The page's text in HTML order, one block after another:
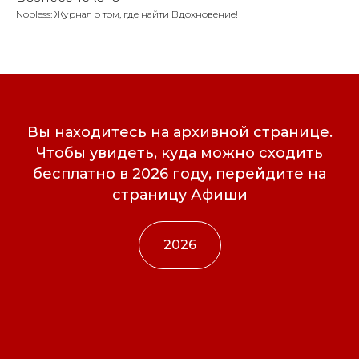
Nobless: Журнал о том, где найти Вдохновение!
Вы находитесь на архивной странице.
Чтобы увидеть, куда можно сходить
бесплатно в 2026 году, перейдите на
страницу Афиши
2026